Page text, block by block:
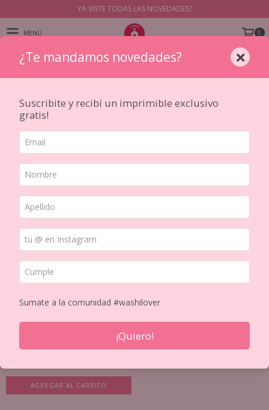
YA VISTE TODAS LAS NOVEDADES?
MENÚ 0
PRODUCTOS
Ordenar por
PINZA OJALILLOS EYELET BAJO
ESFUERZO 2 M...
¿Te mandamos novedades? ×
Suscribite y recibí un imprimible exclusivo
gratis!
Sumate a la comunidad #washilover
¡Quiero!